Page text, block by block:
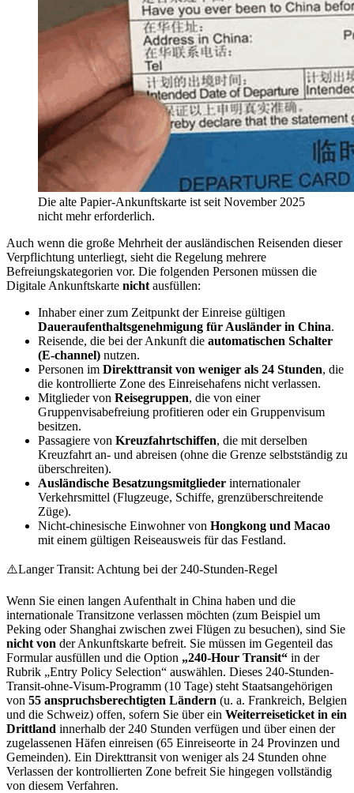
Die alte Papier-Ankunftskarte ist seit November 2025
nicht mehr erforderlich.
Auch wenn die große Mehrheit der ausländischen Reisenden dieser
Verpflichtung unterliegt, sieht die Regelung mehrere
Befreiungskategorien vor. Die folgenden Personen müssen die
Digitale Ankunftskarte nicht ausfüllen:
Inhaber einer zum Zeitpunkt der Einreise gültigen
Daueraufenthaltsgenehmigung für Ausländer in China.
Reisende, die bei der Ankunft die automatischen Schalter
(E-channel) nutzen.
Personen im Direkttransit von weniger als 24 Stunden, die
die kontrollierte Zone des Einreisehafens nicht verlassen.
Mitglieder von Reisegruppen, die von einer
Gruppenvisabefreiung profitieren oder ein Gruppenvisum
besitzen.
Passagiere von Kreuzfahrtschiffen, die mit derselben
Kreuzfahrt an- und abreisen (ohne die Grenze selbstständig zu
überschreiten).
Ausländische Besatzungsmitglieder internationaler
Verkehrsmittel (Flugzeuge, Schiffe, grenzüberschreitende
Züge).
Nicht-chinesische Einwohner von Hongkong und Macao
mit einem gültigen Reiseausweis für das Festland.
⚠️Langer Transit: Achtung bei der 240-Stunden-Regel
Wenn Sie einen langen Aufenthalt in China haben und die
internationale Transitzone verlassen möchten (zum Beispiel um
Peking oder Shanghai zwischen zwei Flügen zu besuchen), sind Sie
nicht von der Ankunftskarte befreit. Sie müssen im Gegenteil das
Formular ausfüllen und die Option „240-Hour Transit“ in der
Rubrik „Entry Policy Selection“ auswählen. Dieses 240-Stunden-
Transit-ohne-Visum-Programm (10 Tage) steht Staatsangehörigen
von 55 anspruchsberechtigten Ländern (u. a. Frankreich, Belgien
und die Schweiz) offen, sofern Sie über ein Weiterreiseticket in ein
Drittland innerhalb der 240 Stunden verfügen und über einen der
zugelassenen Häfen einreisen (65 Einreiseorte in 24 Provinzen und
Gemeinden). Ein Direkttransit von weniger als 24 Stunden ohne
Verlassen der kontrollierten Zone befreit Sie hingegen vollständig
von diesem Verfahren.